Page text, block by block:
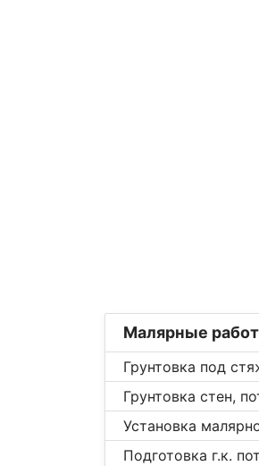
Малярные
Грунтовка под
Грунтовка стен,
Установка
Подготовка г.к.